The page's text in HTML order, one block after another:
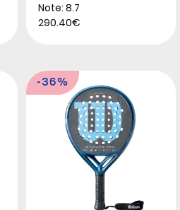
Note: 8.7
290.40€
-36%